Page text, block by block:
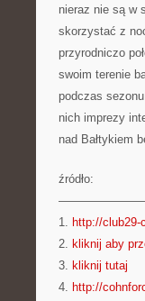
nieraz nie są w
skorzystać z
przyrodniczo
swoim terenie
podczas
nich imprezy
nad Bałtykiem
źródło:
1. http://club29-
2. kliknij aby
3. kliknij tutaj
4. http://